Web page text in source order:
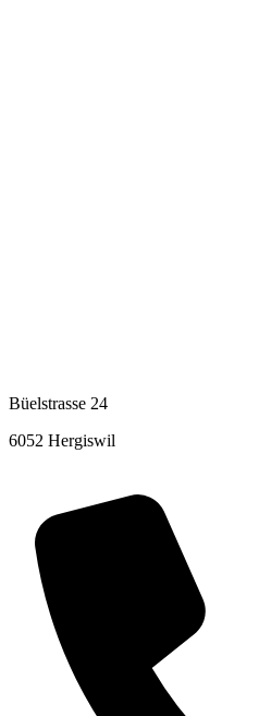
Büelstrasse 24
6052 Hergiswil